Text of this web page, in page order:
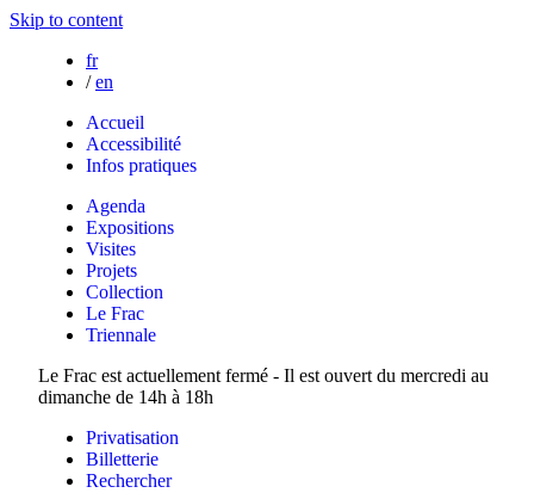
Skip to content
fr
/ en
Accueil
Accessibilité
Infos pratiques
Agenda
Expositions
Visites
Projets
Collection
Le Frac
Triennale
Le Frac est actuellement fermé - Il est ouvert du mercredi au
dimanche de 14h à 18h
Privatisation
Billetterie
Rechercher